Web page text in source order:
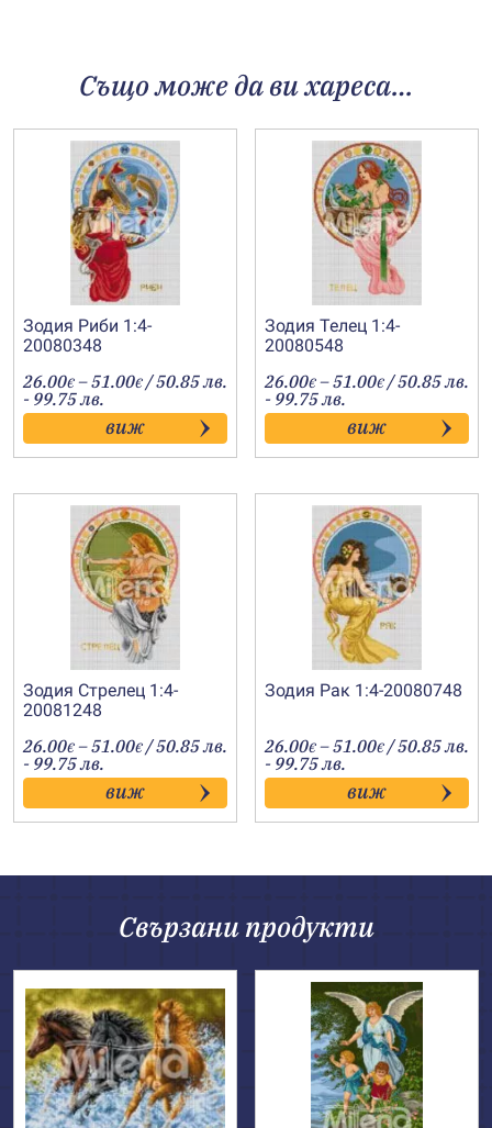
Също може да ви хареса…
Зодия Риби 1:4-
20080348
26.00€ –51.00€Price
range:
26.00€
through
51.00€
/ 50.85 лв.
- 99.75 лв.
виж
Зодия Телец 1:4-
20080548
26.00€ –51.00€Price
range:
26.00€
through
51.00€
/ 50.85 лв.
- 99.75 лв.
виж
Зодия Стрелец 1:4-
20081248
26.00€ –51.00€Price
range:
26.00€
through
51.00€
/ 50.85 лв.
- 99.75 лв.
виж
Зодия Рак 1:4-20080748
26.00€ –51.00€Price
range:
26.00€
through
51.00€
/ 50.85 лв.
- 99.75 лв.
виж
Свързани продукти